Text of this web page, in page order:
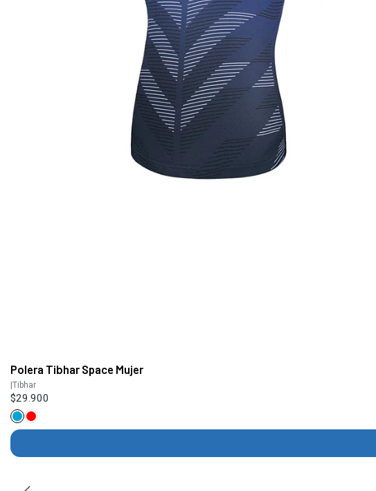
Polera Tibhar Space Mujer
Tibhar
$29.900